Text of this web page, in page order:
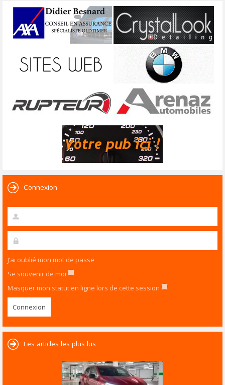
Connexion
J’ai oublié mon mot de passe
Se souvenir de moi
Masquer mon statut en ligne lors de cette session
Les articles les plus lus